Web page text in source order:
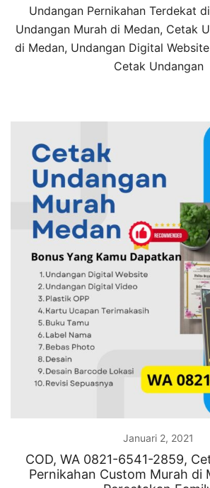
Undangan Pernikahan Terdekat
Undangan Murah di Medan, Cetak
di Medan, Undangan Digital
Cetak Undangan
Januari 2, 2021
COD, WA 0821-6541-2859,
Pernikahan Custom Murah di